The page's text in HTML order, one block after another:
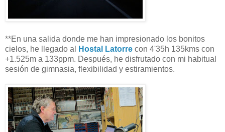
**En una salida donde me han impresionado los bonitos
cielos, he llegado al
Hostal Latorre con 4'35h 135kms con
+1.525m a 133ppm. Después, he disfrutado con mi habitual
sesión de gimnasia, flexibilidad y estiramientos.